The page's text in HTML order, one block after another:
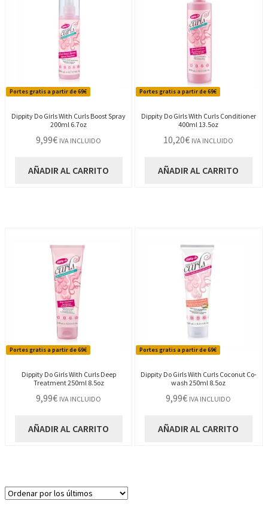
Portes gratis a partir de 69€
Dippity Do Girls With Curls Boost Spray
200ml 6.7oz
9,99€ IVA INCLUIDO
AÑADIR AL CARRITO
Portes gratis a partir de 69€
Dippity Do Girls With Curls Conditioner
400ml 13.5oz
10,20€ IVA INCLUIDO
AÑADIR AL CARRITO
Portes gratis a partir de 69€
Dippity Do Girls With Curls Deep
Treatment 250ml 8.5oz
9,99€ IVA INCLUIDO
AÑADIR AL CARRITO
Portes gratis a partir de 69€
Dippity Do Girls With Curls Coconut Co-
wash 250ml 8.5oz
9,99€ IVA INCLUIDO
AÑADIR AL CARRITO